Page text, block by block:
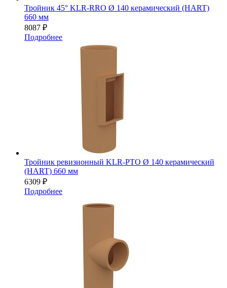
Тройник 45° KLR-RRO Ø 140 керамический (HART)
660 мм
8087 ₽
Подробнее
Тройник ревизионный KLR-PTO Ø 140 керамический
(HART) 660 мм
6309 ₽
Подробнее